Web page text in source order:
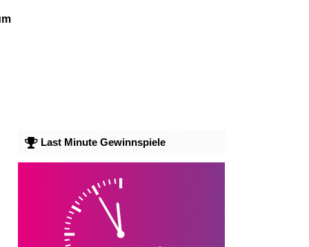
Last Minute Gewinnspiele